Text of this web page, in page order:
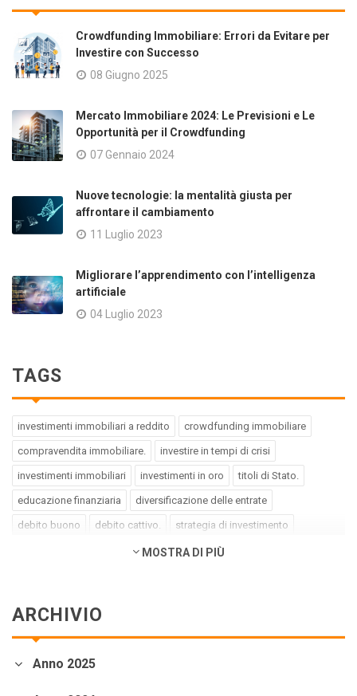
Crowdfunding Immobiliare: Errori da Evitare per
Investire con Successo
08 Giugno 2025
Mercato Immobiliare 2024: Le Previsioni e Le
Opportunità per il Crowdfunding
07 Gennaio 2024
Nuove tecnologie: la mentalità giusta per
affrontare il cambiamento
11 Luglio 2023
Migliorare l’apprendimento con l’intelligenza
artificiale
04 Luglio 2023
TAGS
investimenti immobiliari a reddito crowdfunding immobiliare
compravendita immobiliare. investire in tempi di crisi
investimenti immobiliari investimenti in oro titoli di Stato.
educazione finanziaria diversificazione delle entrate
debito buono debito cattivo. strategia di investimento
errori dell'investitore
crowdfunding.
MOSTRA DI PIÙ
ARCHIVIO
Anno 2025